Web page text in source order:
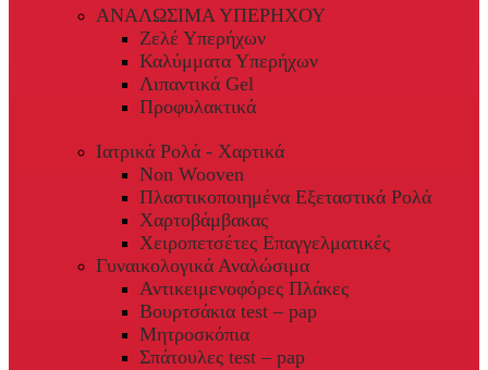
ΑΝΑΛΩΣΙΜΑ ΥΠΕΡΗΧΟΥ
Ζελέ Υπερήχων
Καλύμματα Υπερήχων
Λιπαντικά Gel
Προφυλακτικά
Ιατρικά Ρολά - Χαρτικά
Non Wooven
Πλαστικοποιημένα Εξεταστικά Ρολά
Χαρτοβάμβακας
Χειροπετσέτες Επαγγελματικές
Γυναικολογικά Αναλώσιμα
Αντικειμενοφόρες Πλάκες
Βουρτσάκια test – pap
Μητροσκόπια
Σπάτουλες test – pap